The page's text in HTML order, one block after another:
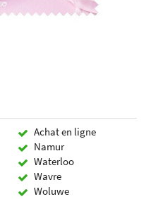
Achat en ligne
Namur
Waterloo
Wavre
Woluwe